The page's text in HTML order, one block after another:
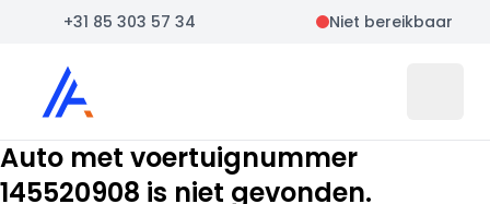
+31 85 303 57 34 Niet bereikbaar
Auto Atlas
Auto met voertuignummer
145520908 is niet gevonden.